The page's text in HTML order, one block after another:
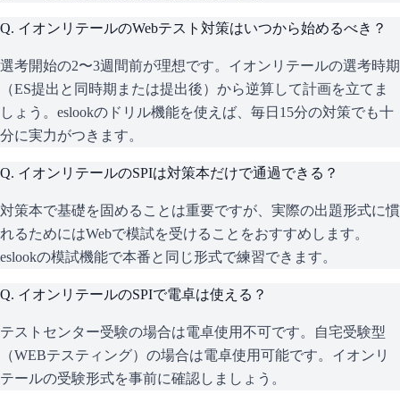
Q. イオンリテールのWebテスト対策はいつから始めるべき？
選考開始の2〜3週間前が理想です。イオンリテールの選考時期
（ES提出と同時期または提出後）から逆算して計画を立てま
しょう。eslookのドリル機能を使えば、毎日15分の対策でも十
分に実力がつきます。
Q. イオンリテールのSPIは対策本だけで通過できる？
対策本で基礎を固めることは重要ですが、実際の出題形式に慣
れるためにはWebで模試を受けることをおすすめします。
eslookの模試機能で本番と同じ形式で練習できます。
Q. イオンリテールのSPIで電卓は使える？
テストセンター受験の場合は電卓使用不可です。自宅受験型
（WEBテスティング）の場合は電卓使用可能です。イオンリ
テールの受験形式を事前に確認しましょう。